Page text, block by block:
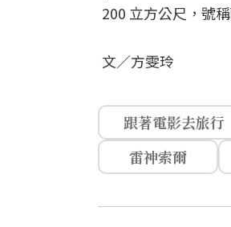
200 立方公尺，號
文／方雯玲
跟著電影去旅行
雷神索爾